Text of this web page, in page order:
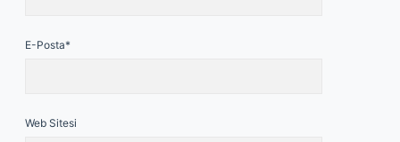
E-Posta*
Web Sitesi